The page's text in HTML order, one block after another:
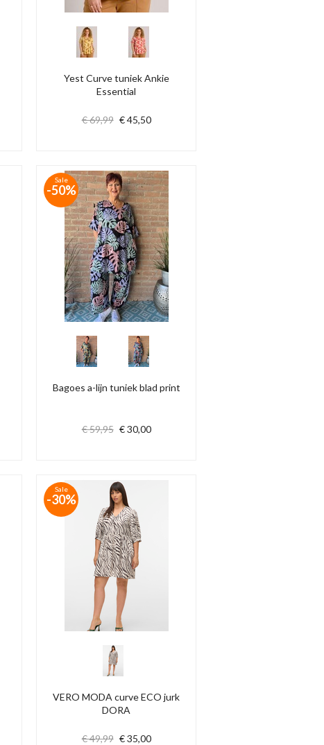
Yest Curve tuniek Ankie
Essential
€ 69,99 € 45,50
Bagoes a-lijn tuniek blad print
€ 59,95 € 30,00
Sale
-50%
VERO MODA curve ECO jurk
DORA
€ 49,99 € 35,00
Sale
-30%